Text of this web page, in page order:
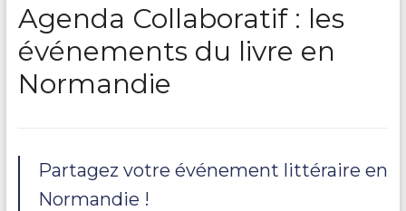
Agenda Collaboratif : les
événements du livre en
Normandie
Partagez votre événement littéraire en
Normandie !